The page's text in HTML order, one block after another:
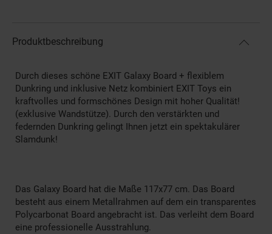
Produktbeschreibung
Durch dieses schöne EXIT Galaxy Board + flexiblem
Dunkring und inklusive Netz kombiniert EXIT Toys ein
kraftvolles und formschönes Design mit hoher Qualität!
(exklusive Wandstütze). Durch den verstärkten und
federnden Dunkring gelingt Ihnen jetzt ein spektakulärer
Slamdunk!
Das Galaxy Board hat die Maße 117x77 cm. Das Board
besteht aus einem Metallrahmen auf dem ein transparentes
Polycarbonat Board angebracht ist. Das verleiht dem Board
eine professionelle Ausstrahlung.